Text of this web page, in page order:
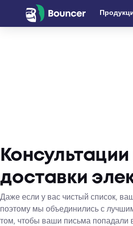
Перейти
доставки
Даже если у вас чистый список,
поэтому мы объединились с
том, чтобы ваши письма попадали